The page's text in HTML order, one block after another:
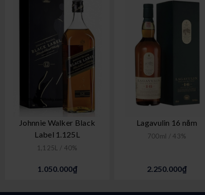
Johnnie Walker Black
Label 1.125L
1,125L / 40%
1.050.000₫
Lagavulin 16 năm
700ml / 43%
2.250.000₫